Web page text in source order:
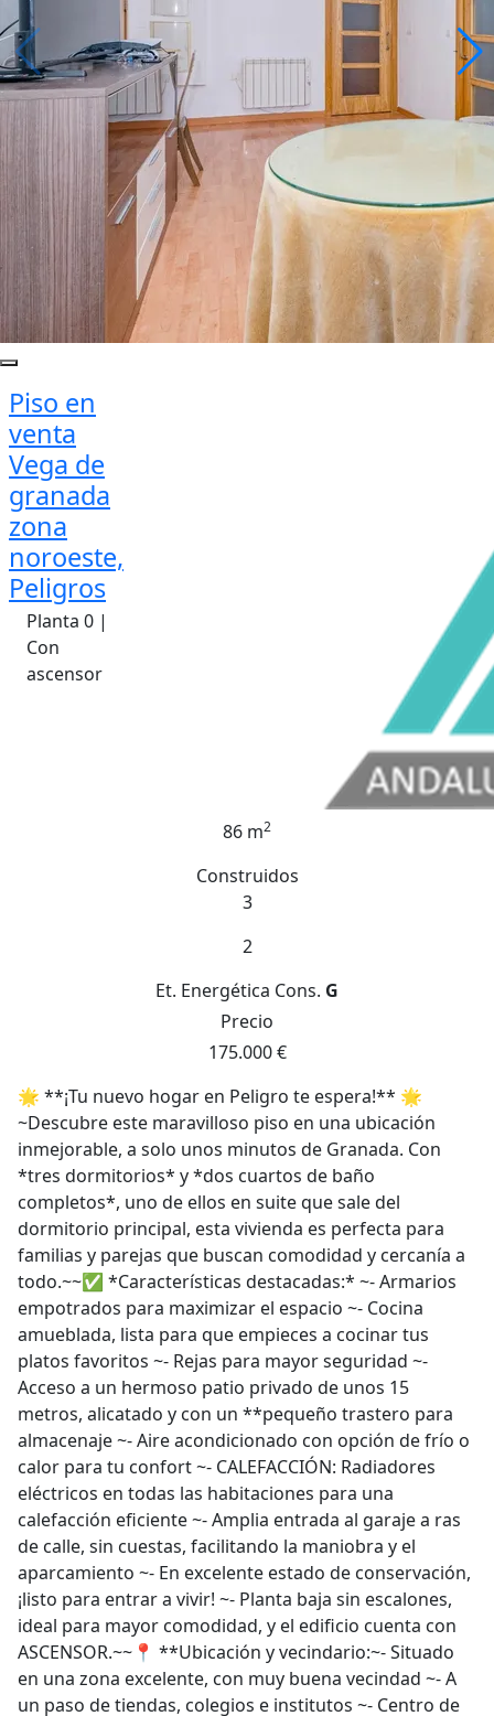
Piso en
venta
Vega de
granada
zona
noroeste,
Peligros
Planta 0 |
Con
ascensor
86 m2
Construidos
3
2
Et. Energética Cons. G
Precio
175.000 €
🌟 **¡Tu nuevo hogar en Peligro te espera!** 🌟
~Descubre este maravilloso piso en una ubicación
inmejorable, a solo unos minutos de Granada. Con
*tres dormitorios* y *dos cuartos de baño
completos*, uno de ellos en suite que sale del
dormitorio principal, esta vivienda es perfecta para
familias y parejas que buscan comodidad y cercanía a
todo.~~✅ *Características destacadas:* ~- Armarios
empotrados para maximizar el espacio ~- Cocina
amueblada, lista para que empieces a cocinar tus
platos favoritos ~- Rejas para mayor seguridad ~-
Acceso a un hermoso patio privado de unos 15
metros, alicatado y con un **pequeño trastero para
almacenaje ~- Aire acondicionado con opción de frío o
calor para tu confort ~- CALEFACCIÓN: Radiadores
eléctricos en todas las habitaciones para una
calefacción eficiente ~- Amplia entrada al garaje a ras
de calle, sin cuestas, facilitando la maniobra y el
aparcamiento ~- En excelente estado de conservación,
¡listo para entrar a vivir! ~- Planta baja sin escalones,
ideal para mayor comodidad, y el edificio cuenta con
ASCENSOR.~~📍 **Ubicación y vecindario:~- Situado
en una zona excelente, con muy buena vecindad ~- A
un paso de tiendas, colegios e institutos ~- Centro de